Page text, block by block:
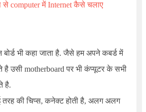
से computer में Internet कैसे चलाए
भी कहा जाता है. जैसे हम अपने कबर्ड में
उसी motherboard पर भी कंप्यूटर के सभी
है.
तरह की चिप्स, कनेक्ट होती है, अलग अलग